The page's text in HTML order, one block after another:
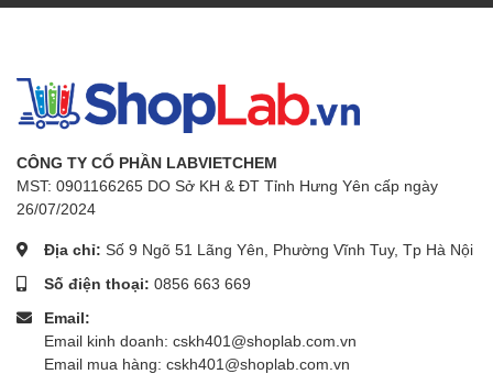
CÔNG TY CỔ PHẦN LABVIETCHEM
MST: 0901166265 DO Sở KH & ĐT Tỉnh Hưng Yên cấp ngày
26/07/2024
Địa chỉ: Số 9 Ngõ 51 Lãng Yên, Phường Vĩnh Tuy, Tp Hà Nội
Số điện thoại: 0856 663 669
Email:
Email kinh doanh: cskh401@shoplab.com.vn
Email mua hàng: cskh401@shoplab.com.vn